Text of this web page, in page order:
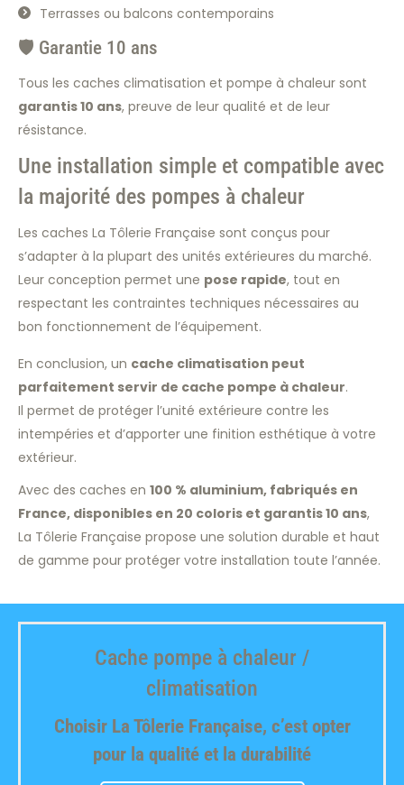
Terrasses ou balcons contemporains
🛡️ Garantie 10 ans
Tous les caches climatisation et pompe à chaleur sont
garantis 10 ans, preuve de leur qualité et de leur
résistance.
Une installation simple et compatible avec
la majorité des pompes à chaleur
Les caches La Tôlerie Française sont conçus pour
s’adapter à la plupart des unités extérieures du marché.
Leur conception permet une pose rapide, tout en
respectant les contraintes techniques nécessaires au
bon fonctionnement de l’équipement.
En conclusion, un cache climatisation peut
parfaitement servir de cache pompe à chaleur.
Il permet de protéger l’unité extérieure contre les
intempéries et d’apporter une finition esthétique à votre
extérieur.
Avec des caches en 100 % aluminium, fabriqués en
France, disponibles en 20 coloris et garantis 10 ans,
La Tôlerie Française propose une solution durable et haut
de gamme pour protéger votre installation toute l’année.
Cache pompe à chaleur /
climatisation
Choisir La Tôlerie Française, c’est opter
pour la qualité et la durabilité